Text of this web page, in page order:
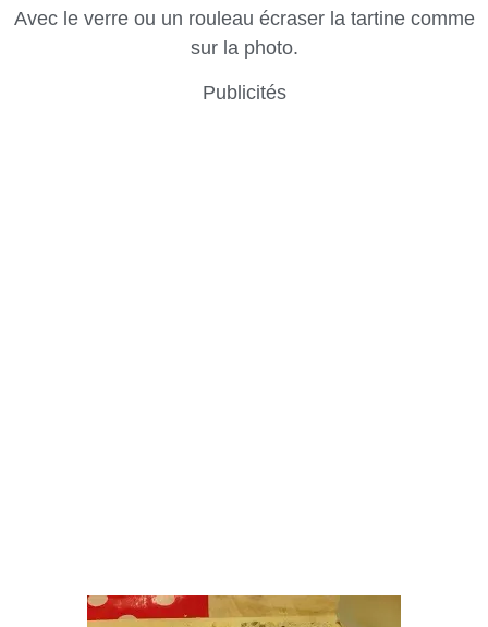
Avec le verre ou un rouleau écraser la tartine comme
sur la photo.
Publicités